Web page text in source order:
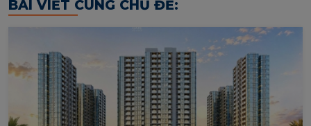
BÀI VIẾT CÙNG CHỦ ĐỀ: